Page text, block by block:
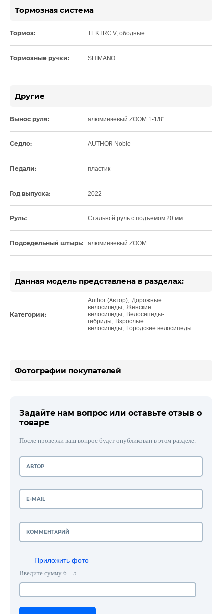
Тормозная система
Тормоз: TEKTRO V, ободные
Тормозные ручки: SHIMANO
Другие
Вынос руля: алюминиевый ZOOM 1-1/8"
Седло: AUTHOR Noble
Педали: пластик
Год выпуска: 2022
Руль: Стальной руль с подъемом 20 мм.
Подседельный штырь: алюминиевый ZOOM
Данная модель представлена в разделах:
Категории:
Author (Автор), Дорожные
велосипеды, Женские
велосипеды, Велосипеды-
гибриды, Взрослые
велосипеды, Городские велосипеды
Фотографии покупателей
Задайте нам вопрос или оставьте отзыв о
товаре
После проверки ваш вопрос будет опубликован в этом разделе.
Приложить фото
Введите сумму 6 + 5